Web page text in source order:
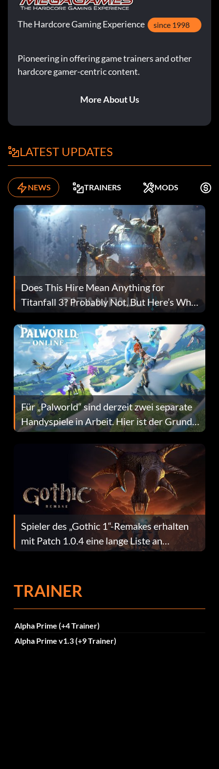
The Hardcore Gaming Experience since 1998
Pioneering in offering game trainers and other
hardcore gamer-centric content.
More About Us
LATEST UPDATES
NEWS TRAINERS MODS
Does This Hire Mean Anything for
Titanfall 3? Probably Not, But Here’s Why
Fans Are Hopeful
Für „Palworld“ sind derzeit zwei separate
Handyspiele in Arbeit. Hier ist der Grund
dafür.
Spieler des „Gothic 1“-Remakes erhalten
mit Patch 1.0.4 eine lange Liste an
Fehlerbehebungen
TRAINER
Alpha Prime (+4 Trainer)
Alpha Prime v1.3 (+9 Trainer)